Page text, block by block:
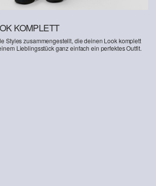
KOMPLETT
Styles zusammengestellt, die deinen Look komplett
Lieblingsstück ganz einfach ein perfektes Outfit.